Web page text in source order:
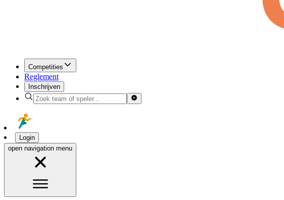
Competities
Reglement
Inschrijven
Login
open navigation menu